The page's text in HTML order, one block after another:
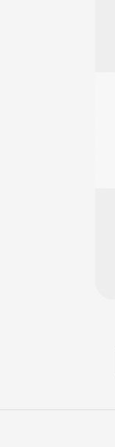
叫ぶ行為は近隣へ迷
ゲームは大切に扱っ
だしなみや香りの配
ちよく楽しめるよう
ス等のしつこい勧誘や
けない場合はやむを
が常駐しているため